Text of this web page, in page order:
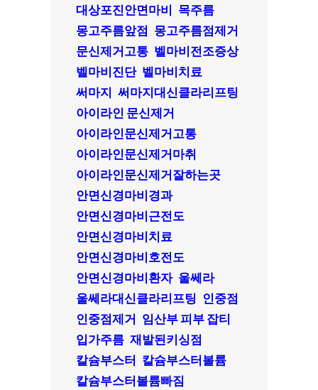
대상포진안면마비 목주름
몽고주름앞점 몽고주름점제거
문신제거고통 벨마비전조증상
벨마비진단 벨마비치료
써마지 써마지대신클라리프팅
아이라인 문신제거
아이라인문신제거고통
아이라인문신제거마취
아이라인문신제거잘하는곳
안면신경마비경과
안면신경마비근전도
안면신경마비치료
안면신경마비호전도
안면신경마비환자 울쎄라
울쎄라대신클라리프팅 인중점
인중점제거 임산부 피부 잡티
입가주름 재발된키싱점
칼슘부스터 칼슘부스터볼륨
칼슘부스터볼륨빠짐